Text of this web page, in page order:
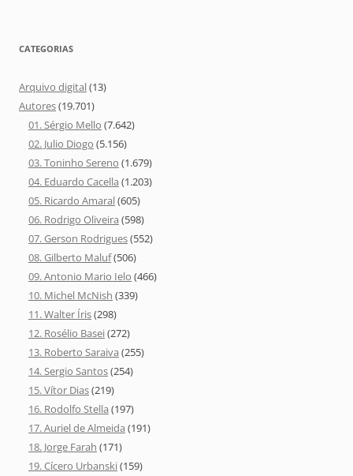
CATEGORIAS
Arquivo digital(13)
Autores(19.701)
01. Sérgio Mello (7.642)
02. Julio Diogo (5.156)
03. Toninho Sereno (1.679)
04. Eduardo Cacella (1.203)
05. Ricardo Amaral(605)
06. Rodrigo Oliveira (598)
07. Gerson Rodrigues(552)
08. Gilberto Maluf(506)
09. Antonio Mario Ielo (466)
10. Michel McNish (339)
11. Walter Íris(298)
12. Rosélio Basei(272)
13. Roberto Saraiva (255)
14. Sergio Santos(254)
15. Vítor Dias(219)
16. Rodolfo Stella (197)
17. Auriel de Almeida (191)
18. Jorge Farah (171)
19. Cícero Urbanski(159)